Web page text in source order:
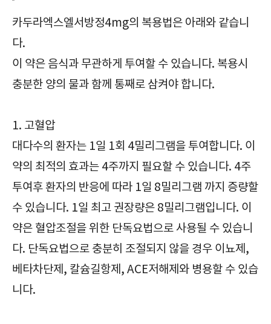
카두라엑스엘서방정4mg의 복용법은 아래와 같습니
다.
이 약은 음식과 무관하게 투여할 수 있습니다. 복용시
충분한 양의 물과 함께 통째로 삼켜야 합니다.
1. 고혈압
대다수의 환자는 1일 1회 4밀리그램을 투여합니다. 이
약의 최적의 효과는 4주까지 필요할 수 있습니다. 4주
투여후 환자의 반응에 따라 1일 8밀리그램 까지 증량할
수 있습니다. 1일 최고 권장량은 8밀리그램입니다. 이
약은 혈압조절을 위한 단독요법으로 사용될 수 있습니
다. 단독요법으로 충분히 조절되지 않을 경우 이뇨제,
베타차단제, 칼슘길항제, ACE저해제와 병용할 수 있습
니다.